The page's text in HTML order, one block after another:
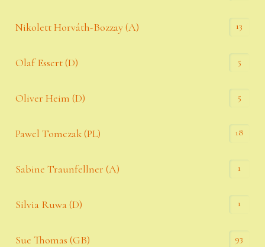
Nikolett Horváth-Bozzay (A) 13
Olaf Essert (D) 5
Oliver Heim (D) 5
Pawel Tomczak (PL) 18
Sabine Traunfellner (A) 1
Silvia Ruwa (D) 1
Sue Thomas (GB) 93